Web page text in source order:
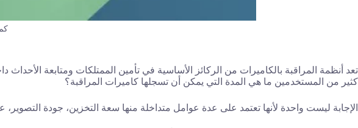
تعد أنظمة المراقبة بالكاميرات من الركائز الأساسية في تأمين الممتلكات ومتابعة
كثير من المستخدمين ما هي المدة التي يمكن أن تسجلها كاميرات المراقبة؟
الإجابة ليست واحدة لأنها تعتمد على عدة عوامل متداخلة منها سعة التخزين، جودة